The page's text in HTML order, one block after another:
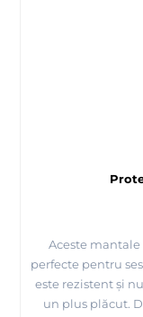
Aceste
perfecte pentru
este rezistent și
un plus plăcut.